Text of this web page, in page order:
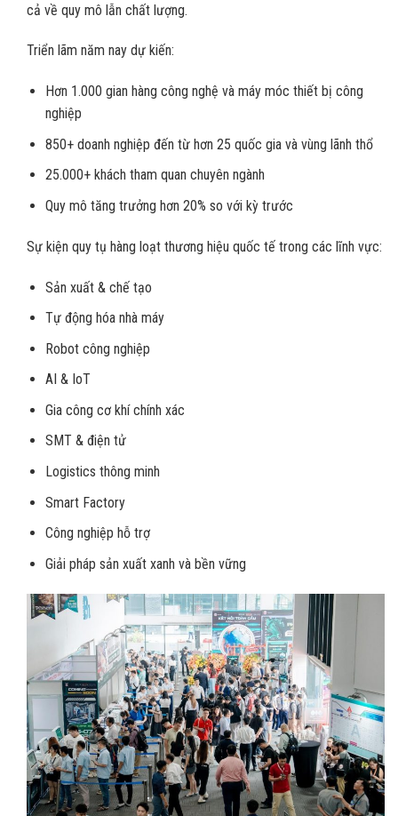
cả về quy mô lẫn chất lượng.
Triển lãm năm nay dự kiến:
Hơn 1.000 gian hàng công nghệ và máy móc thiết bị công
nghiệp
850+ doanh nghiệp đến từ hơn 25 quốc gia và vùng lãnh thổ
25.000+ khách tham quan chuyên ngành
Quy mô tăng trưởng hơn 20% so với kỳ trước
Sự kiện quy tụ hàng loạt thương hiệu quốc tế trong các lĩnh vực:
Sản xuất & chế tạo
Tự động hóa nhà máy
Robot công nghiệp
AI & IoT
Gia công cơ khí chính xác
SMT & điện tử
Logistics thông minh
Smart Factory
Công nghiệp hỗ trợ
Giải pháp sản xuất xanh và bền vững